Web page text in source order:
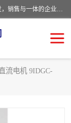
上海精晟邦机电科技有限公司是一家专业从事减速机研发，销售与一体的企业。公司拥有资深技术人员和技术团队服务人才，致力于为广大客户提供专业，细致的产品服务。主营产品有：中型减速电机，微型调速电机，精密行星减速机，蜗轮蜗杆减速机，RFKS四大系列减速机，SKM双曲面齿轮减速机，齿轮减速电机，行星减速机，防爆电机，变频器等系列；产品广泛用于汽车，船舶，能源，环保，包装，物流等领域，欢迎咨询。
流电机 9IDGC-